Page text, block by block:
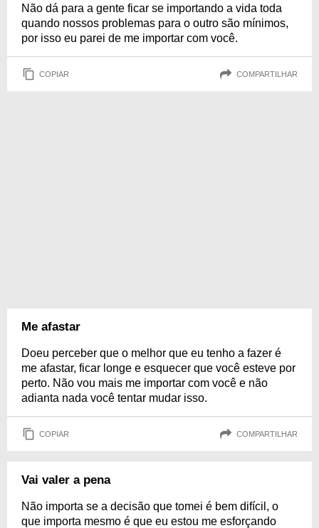
Não dá para a gente ficar se importando a vida toda
quando nossos problemas para o outro são mínimos,
por isso eu parei de me importar com você.
COPIAR COMPARTILHAR
Me afastar
Doeu perceber que o melhor que eu tenho a fazer é
me afastar, ficar longe e esquecer que você esteve por
perto. Não vou mais me importar com você e não
adianta nada você tentar mudar isso.
COPIAR COMPARTILHAR
Vai valer a pena
Não importa se a decisão que tomei é bem difícil, o
que importa mesmo é que eu estou me esforçando